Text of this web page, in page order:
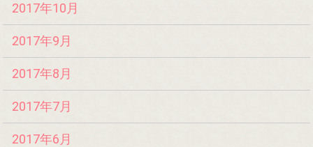
2017年10月
2017年9月
2017年8月
2017年7月
2017年6月